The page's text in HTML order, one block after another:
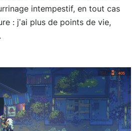
intempestif, en tout cas
: j’ai plus de points de vie,